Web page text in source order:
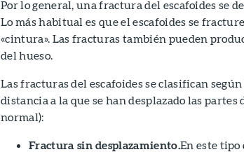
Por lo general, una fractura del escafoides se
Lo más habitual es que el escafoides se
«cintura». Las fracturas también pueden
del hueso.
Las fracturas del escafoides se clasifican
distancia a la que se han desplazado las partes
normal):
Fractura sin desplazamiento.En este tipo